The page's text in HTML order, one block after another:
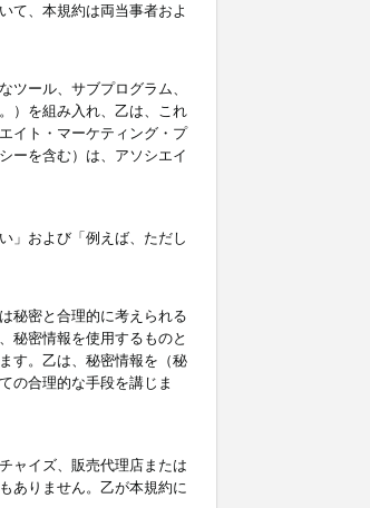
て、本規約は両当事者およ
ール、サブプログラム、
）を組み入れ、乙は、これ
イト・マーケティング・プ
ーを含む）は、アソシエイ
」および「例えば、ただし
秘密と合理的に考えられる
秘密情報を使用するものと
す。乙は、秘密情報を（秘
の合理的な手段を講じま
ャイズ、販売代理店または
ありません。乙が本規約に